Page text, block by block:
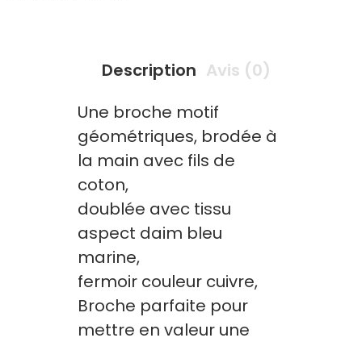
Description Avis (0)
Une broche motif
géométriques, brodée à
la main avec fils de
coton,
doublée avec tissu
aspect daim bleu
marine,
fermoir couleur cuivre,
Broche parfaite pour
mettre en valeur une